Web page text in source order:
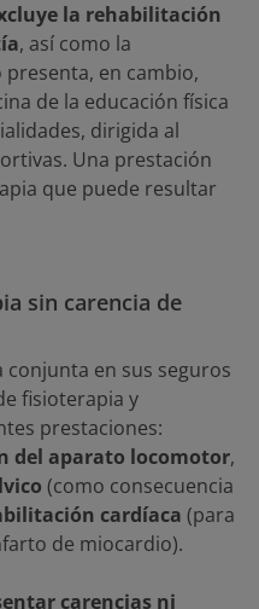
la rehabilitación
, así como la
en cambio,
de la educación física
dirigida al
Una prestación
que puede resultar
sin carencia de
en sus seguros
fisioterapia y
prestaciones:
del aparato locomotor,
(como consecuencia
cardíaca (para
de miocardio).
carencias ni